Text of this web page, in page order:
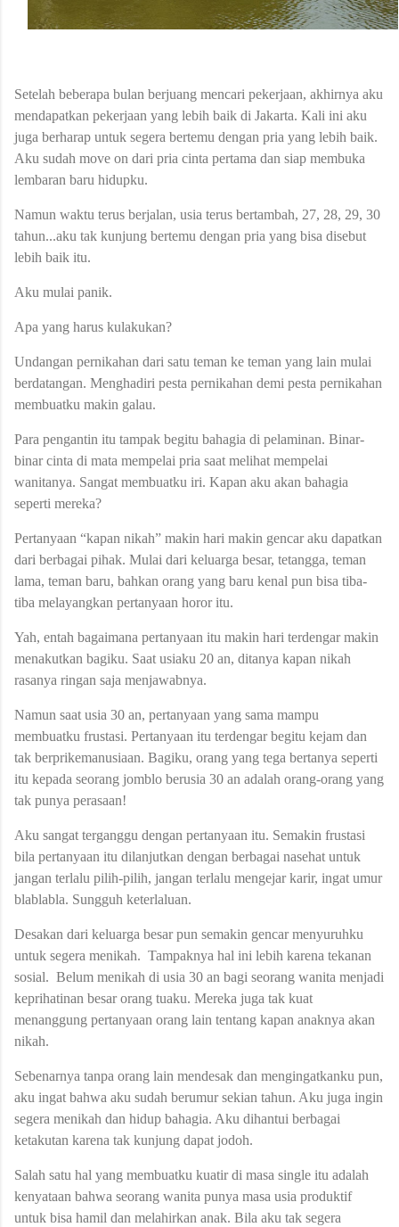
Setelah beberapa bulan berjuang mencari pekerjaan, akhirnya aku
mendapatkan pekerjaan yang lebih baik di Jakarta. Kali ini aku
juga berharap untuk segera bertemu dengan pria yang lebih baik.
Aku sudah move on dari pria cinta pertama dan siap membuka
lembaran baru hidupku.
Namun waktu terus berjalan, usia terus bertambah, 27, 28, 29, 30
tahun...aku tak kunjung bertemu dengan pria yang bisa disebut
lebih baik itu.
Aku mulai panik.
Apa yang harus kulakukan?
Undangan pernikahan dari satu teman ke teman yang lain mulai
berdatangan. Menghadiri pesta pernikahan demi pesta pernikahan
membuatku makin galau.
Para pengantin itu tampak begitu bahagia di pelaminan. Binar-
binar cinta di mata mempelai pria saat melihat mempelai
wanitanya. Sangat membuatku iri. Kapan aku akan bahagia
seperti mereka?
Pertanyaan “kapan nikah” makin hari makin gencar aku dapatkan
dari berbagai pihak. Mulai dari keluarga besar, tetangga, teman
lama, teman baru, bahkan orang yang baru kenal pun bisa tiba-
tiba melayangkan pertanyaan horor itu.
Yah, entah bagaimana pertanyaan itu makin hari terdengar makin
menakutkan bagiku. Saat usiaku 20 an, ditanya kapan nikah
rasanya ringan saja menjawabnya.
Namun saat usia 30 an, pertanyaan yang sama mampu
membuatku frustasi. Pertanyaan itu terdengar begitu kejam dan
tak berprikemanusiaan. Bagiku, orang yang tega bertanya seperti
itu kepada seorang jomblo berusia 30 an adalah orang-orang yang
tak punya perasaan!
Aku sangat terganggu dengan pertanyaan itu. Semakin frustasi
bila pertanyaan itu dilanjutkan dengan berbagai nasehat untuk
jangan terlalu pilih-pilih, jangan terlalu mengejar karir, ingat umur
blablabla. Sungguh keterlaluan.
Desakan dari keluarga besar pun semakin gencar menyuruhku
untuk segera menikah. Tampaknya hal ini lebih karena tekanan
sosial. Belum menikah di usia 30 an bagi seorang wanita menjadi
keprihatinan besar orang tuaku. Mereka juga tak kuat
menanggung pertanyaan orang lain tentang kapan anaknya akan
nikah.
Sebenarnya tanpa orang lain mendesak dan mengingatkanku pun,
aku ingat bahwa aku sudah berumur sekian tahun. Aku juga ingin
segera menikah dan hidup bahagia. Aku dihantui berbagai
ketakutan karena tak kunjung dapat jodoh.
Salah satu hal yang membuatku kuatir di masa single itu adalah
kenyataan bahwa seorang wanita punya masa usia produktif
untuk bisa hamil dan melahirkan anak. Bila aku tak segera